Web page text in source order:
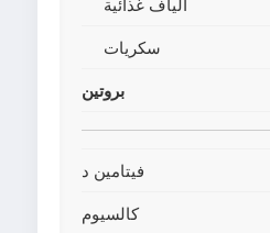
ألياف غذائية
سكريات
بروتين
فيتامين د
كالسيوم